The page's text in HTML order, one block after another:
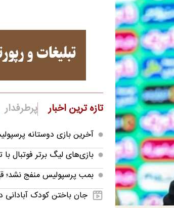
تازه ترین اخبار پرطرفدار
آخرین بازی دوستانه
بازی‌های لیگ برتر فوتبال با
بمب پرسپولیس منفج نشد؛
جان باختن کودک آبادانی